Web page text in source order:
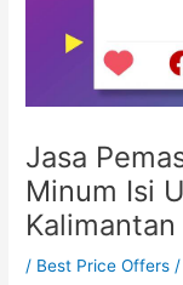
Jasa
Minum Isi
/ Best Price Offers